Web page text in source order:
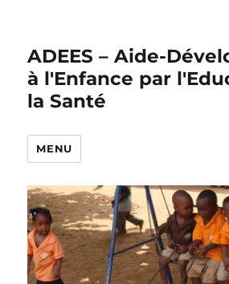
ADEES – Aide-
à l'Enfance par
la Santé
MENU